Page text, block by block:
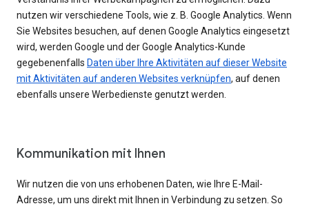
nutzen wir verschiedene Tools, wie z. B. Google Analytics. Wenn
Sie Websites besuchen, auf denen Google Analytics eingesetzt
wird, werden Google und der Google Analytics-Kunde
gegebenenfalls Daten über Ihre Aktivitäten auf dieser Website
mit Aktivitäten auf anderen Websites verknüpfen, auf denen
ebenfalls unsere Werbedienste genutzt werden.
Kommunikation mit Ihnen
Wir nutzen die von uns erhobenen Daten, wie Ihre E-Mail-
Adresse, um uns direkt mit Ihnen in Verbindung zu setzen. So